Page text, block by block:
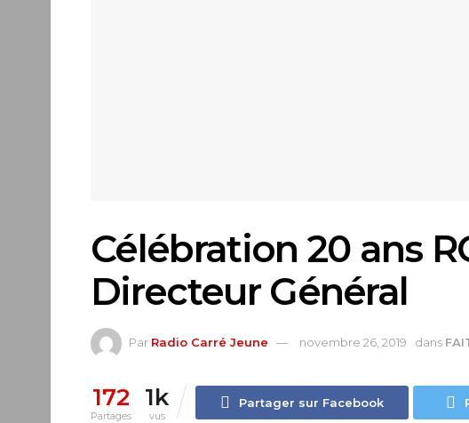
Célébration 20 ans
Directeur Général
Par Radio Carré Jeune novembre 26, 2019 dans
172
Partages
1k
vus
Partager sur Facebook